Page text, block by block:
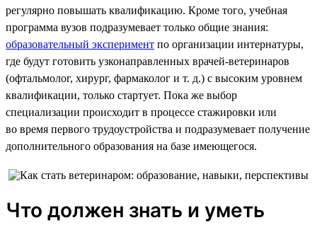
регулярно повышать квалификацию. Кроме того, учебная
программа вузов подразумевает только общие знания:
образовательный эксперимент по организации интернатуры,
где будут готовить узконаправленных врачей-ветеринаров
(офтальмолог, хирург, фармаколог и т. д.) с высоким уровнем
квалификации, только стартует. Пока же выбор
специализации происходит в процессе стажировки или
во время первого трудоустройства и подразумевает получение
дополнительного образования на базе имеющегося.
Что должен знать и уметь